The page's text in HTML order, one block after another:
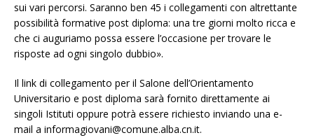
sui vari percorsi. Saranno ben 45 i collegamenti con altrettante
possibilità formative post diploma: una tre giorni molto ricca e
che ci auguriamo possa essere l’occasione per trovare le
risposte ad ogni singolo dubbio».
Il link di collegamento per il Salone dell’Orientamento
Universitario e post diploma sarà fornito direttamente ai
singoli Istituti oppure potrà essere richiesto inviando una e-
mail a informagiovani@comune.alba.cn.it.